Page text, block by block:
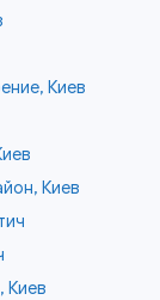
Киев
Киев
Киев